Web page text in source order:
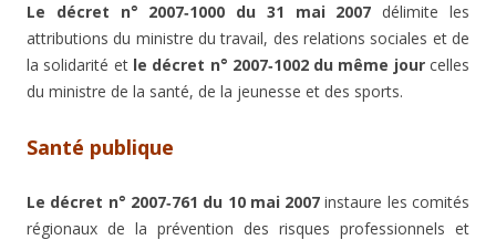
Le décret n° 2007‑1000 du 31 mai 2007 délimite les
attributions du ministre du travail, des relations sociales et de
la solidarité et le décret n° 2007‑1002 du même jourcelles
du ministre de la santé, de la jeunesse et des sports.
Santé publique
Le décret n° 2007‑761 du 10 mai 2007 instaure les comités
régionaux de la prévention des risques professionnels et